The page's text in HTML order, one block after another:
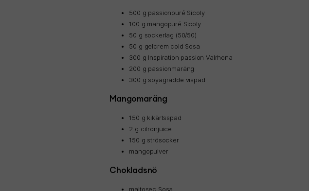
500 g passionpuré Sicoly
100 g mangopuré Sicoly
50 g sockerlag (50/50)
50 g gelcrem cold Sosa
300 g Inspiration passion Valrhona
200 g passionmaräng
300 g soyagrädde vispad
Mangomaräng
150 g kikärtsspad
2 g citronjuice
150 g strösocker
mangopulver
Chokladsnö
maltosec Sosa